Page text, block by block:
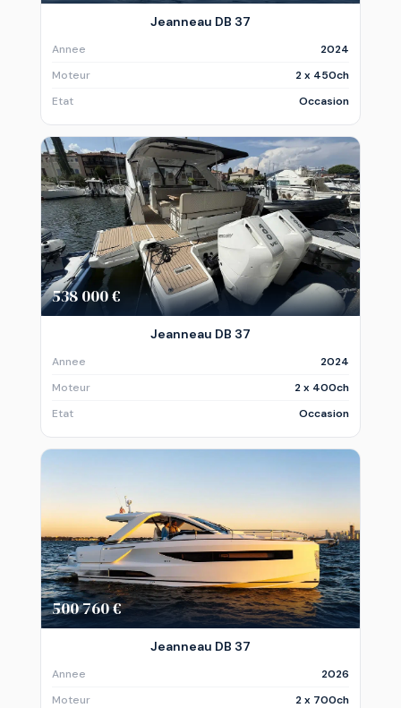
Jeanneau DB 37
Annee
2024
Moteur
2 x 450ch
Etat
Occasion
538 000 €
Jeanneau DB 37
Annee
2024
Moteur
2 x 400ch
Etat
Occasion
500 760 €
Jeanneau DB 37
Annee
2026
Moteur
2 x 700ch